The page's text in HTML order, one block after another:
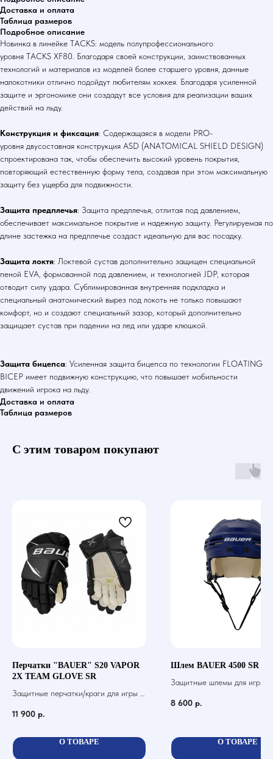
Доставка и оплата
Таблица размеров
Подробное описание
Новинка в линейке TACKS: модель полупрофессионального
уровня TACKS XF80. Благодаря своей конструкции, заимствованных
технологий и материалов из моделей более старшего уровня, данные
налокотники отлично подойдут любителям хоккея. Благодаря усиленной
защите и эргономике они создадут все условия для реализации ваших
действий на льду.
Конструкция и фиксация: Содержащаяся в модели PRO-
уровня двусоставная конструкция ASD (ANATOMICAL SHIELD DESIGN)
спроектирована так, чтобы обеспечить высокий уровень покрытия,
повторяющий естественную форму тела, создавая при этом максимальную
защиту без ущерба для подвижности.
Защита предплечья: Защита предплечья, отлитая под давлением,
обеспечивает максимальное покрытие и надежную защиту. Регулируемая по
длине застежка на предплечье создаст идеальную для вас посадку.
Защита локтя: Локтевой сустав дополнительно защищен специальной
пеной EVA, формованной под давлением, и технологией JDP, которая
отводит силу удара. Сублимированная внутренняя подкладка и
специальный анатомический вырез под локоть не только повышают
комфорт, но и создают специальный зазор, который дополнительно
защищает сустав при падении на лед или ударе клюшкой.
Защита бицепса: Усиленная защита бицепса по технологии FLOATING
BICEP имеет подвижную конструкцию, что повышает мобильности
движений игрока на льду.
Доставка и оплата
Таблица размеров
С этим товаром покупают
Перчатки "BAUER" S20 VAPOR
2X TEAM GLOVE SR
Защитные перчатки/краги для игры в
11 900 р.
О ТОВАРЕ
Шлем BAUER 4500 SR
Защитные шлемы для игры в
8 600 р.
О ТОВАРЕ